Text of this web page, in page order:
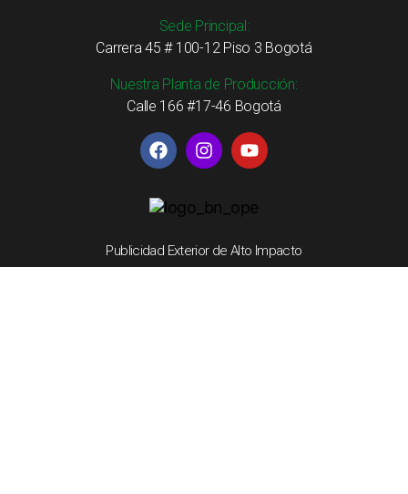
Sede Principal:
Carrera 45 # 100-12 Piso 3 Bogotá
Nuestra Planta de Producción:
Calle 166 #17-46 Bogotá
Publicidad Exterior de Alto Impacto